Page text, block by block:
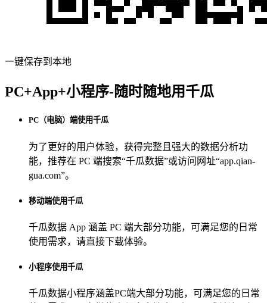
一键保存到本地
PC+App+小程序-随时随地用千瓜
PC（电脑）端使用千瓜
为了更好的用户体验，获得完整且强大的数据分析功
能，推荐在 PC 端搜索“千瓜数据”或访问网址“app.qian-
gua.com”。
移动端使用千瓜
千瓜数据 App 涵盖 PC 端大部分功能，可满足您的日常
使用需求，请直接下载体验。
小程序使用千瓜
千瓜数据小程序涵盖PC端大部分功能，可满足您的日常